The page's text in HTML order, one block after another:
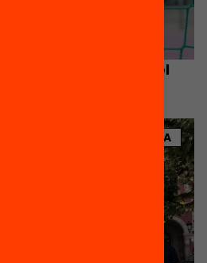
actual agreujarà el
pública
NOTÍCIA